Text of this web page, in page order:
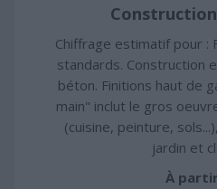
Chiffrage estimatif pour :
standards. Construction
béton. Finitions haut de
main" inclut le gros
(cuisine, peinture,
jardin et
À